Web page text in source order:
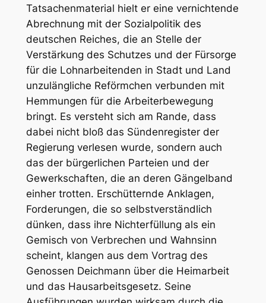
Tatsachenmaterial hielt er eine vernichtende
Abrechnung mit der Sozialpolitik des
deutschen Reiches, die an Stelle der
Verstärkung des Schutzes und der Fürsorge
für die Lohnarbeitenden in Stadt und Land
unzulängliche Reförmchen verbunden mit
Hemmungen für die Arbeiterbewegung
bringt. Es versteht sich am Rande, dass
dabei nicht bloß das Sündenregister der
Regierung verlesen wurde, sondern auch
das der bürgerlichen Parteien und der
Gewerkschaften, die an deren Gängelband
einher trotten. Erschütternde Anklagen,
Forderungen, die so selbstverständlich
dünken, dass ihre Nichterfüllung als ein
Gemisch von Verbrechen und Wahnsinn
scheint, klangen aus dem Vortrag des
Genossen Deichmann über die Heimarbeit
und das Hausarbeitsgesetz. Seine